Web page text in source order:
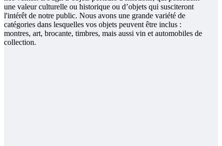
une valeur culturelle ou historique ou d’objets qui susciteront
l'intérêt de notre public. Nous avons une grande variété de
catégories dans lesquelles vos objets peuvent être inclus :
montres, art, brocante, timbres, mais aussi vin et automobiles de
collection.